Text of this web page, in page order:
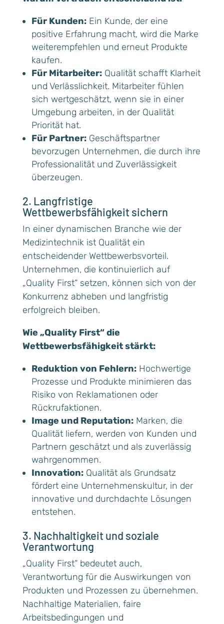
Für Kunden:Ein Kunde, der eine
positive Erfahrung macht, wird die Marke
weiterempfehlen und erneut Produkte
kaufen.
Für Mitarbeiter:Qualität schafft Klarheit
und Verlässlichkeit. Mitarbeiter fühlen
sich wertgeschätzt, wenn sie in einer
Umgebung arbeiten, in der Qualität
Priorität hat.
Für Partner:Geschäftspartner
bevorzugen Unternehmen, die durch ihre
Professionalität und Zuverlässigkeit
überzeugen.
2. Langfristige
Wettbewerbsfähigkeit sichern
In einer dynamischen Branche wie der
Medizintechnik ist Qualität ein
entscheidender Wettbewerbsvorteil.
Unternehmen, die kontinuierlich auf
„Quality First“ setzen, können sich von der
Konkurrenz abheben und langfristig
erfolgreich bleiben.
Wie „Quality First“ die
Wettbewerbsfähigkeit stärkt:
Reduktion von Fehlern:Hochwertige
Prozesse und Produkte minimieren das
Risiko von Reklamationen oder
Rückrufaktionen.
Image und Reputation:Marken, die
Qualität liefern, werden von Kunden und
Partnern geschätzt und als zuverlässig
wahrgenommen.
Innovation:Qualität als Grundsatz
fördert eine Unternehmenskultur, in der
innovative und durchdachte Lösungen
entstehen.
3. Nachhaltigkeit und soziale
Verantwortung
„Quality First“ bedeutet auch,
Verantwortung für die Auswirkungen von
Produkten und Prozessen zu übernehmen.
Nachhaltige Materialien, faire
Arbeitsbedingungen und